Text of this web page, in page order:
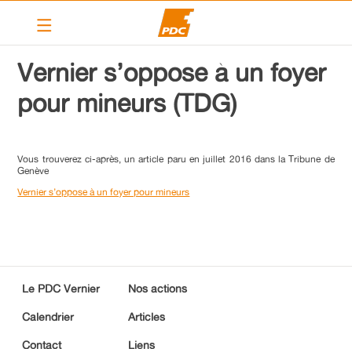
Le PDC Vernier
Calendrier
Devenir membre
Vernier s’oppose à un foyer
pour mineurs (TDG)
Vous trouverez ci-après, un article paru en juillet 2016 dans la Tribune de
Genève
Vernier s’oppose à un foyer pour mineurs
Le PDC Vernier Nos actions
Calendrier Articles
Contact Liens